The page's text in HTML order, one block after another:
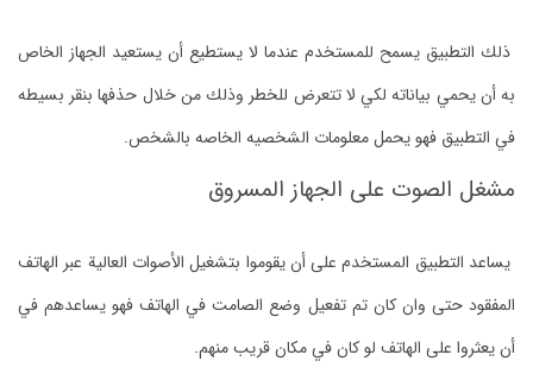
ذلك التطبيق يسمح للمستخدم عندما لا يستطيع أن يستعيد الجهاز الخاص
به أن يحمي بياناته لكي لا تتعرض للخطر وذلك من خلال حذفها بنقر بسيطه
في التطبيق فهو يحمل معلومات الشخصيه الخاصه بالشخص.
مشغل الصوت على الجهاز المسروق
يساعد التطبيق المستخدم على أن يقوموا بتشغيل الأصوات العالية عبر الهاتف
المفقود حتى وان كان تم تفعيل وضع الصامت في الهاتف فهو يساعدهم في
أن يعثروا على الهاتف لو كان في مكان قريب منهم.